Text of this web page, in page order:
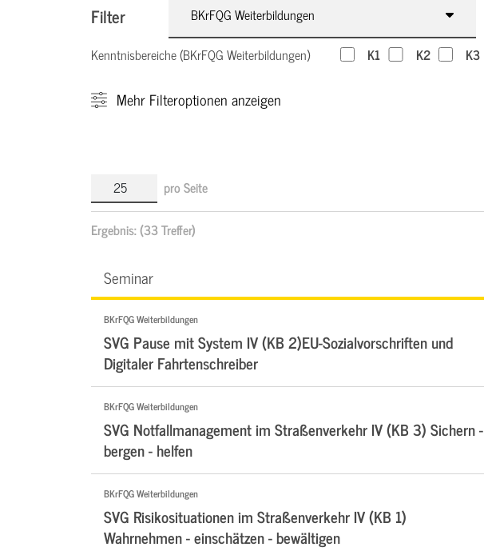
Filter
BKrFQG Weiterbildungen
Kenntnisbereiche (BKrFQG Weiterbildungen)
K1 K2 K3
Mehr Filteroptionen anzeigen
pro Seite
Ergebnis:(33 Treffer)
Seminar
BKrFQG Weiterbildungen
SVG Pause mit System IV (KB 2)EU-Sozialvorschriften und
Digitaler Fahrtenschreiber
BKrFQG Weiterbildungen
SVG Notfallmanagement im Straßenverkehr IV (KB 3) Sichern -
bergen - helfen
BKrFQG Weiterbildungen
SVG Risikosituationen im Straßenverkehr IV (KB 1)
Wahrnehmen - einschätzen - bewältigen